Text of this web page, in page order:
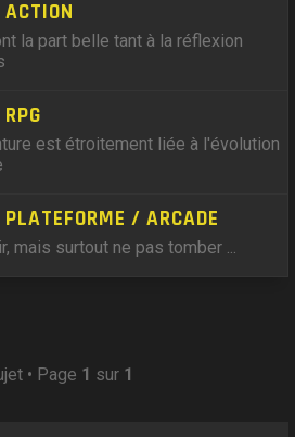
la part belle tant à la réflexion
est étroitement liée à l'évolution
/ ARCADE
mais surtout ne pas tomber ...
• Page 1 sur 1